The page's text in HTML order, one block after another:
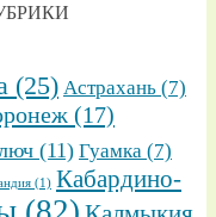
(25) Астрахань (7)
(17)
(11) Гуамка (7)
(1) Кабардино-